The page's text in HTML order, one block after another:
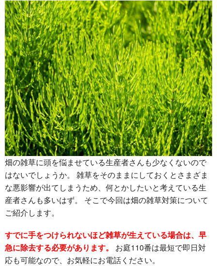
畑の雑草に頭を悩ませている生産者さんも少なくないので
はないでしょうか。 雑草をそのままにしておくとさまざま
な悪影響が出てしまうため、何とかしたいと考えている生
産者さんも多いはず。 そこで今回は畑の雑草対策について
ご紹介します。
すでに手をつけられないほど雑草が生えている場合は、早
急に除去する必要があります。
お庭110番は最短で即日対
応も可能なので、お気軽にお電話ください。